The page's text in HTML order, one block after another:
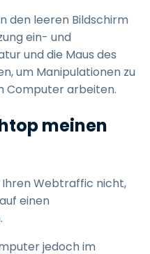
den leeren Bildschirm
ein- und
und die Maus des
um Manipulationen zu
Computer arbeiten.
meinen
Webtraffic nicht,
einen
jedoch im